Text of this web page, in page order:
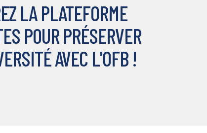
LA PLATEFORME
POUR PRÉSERVER
AVEC L'OFB !